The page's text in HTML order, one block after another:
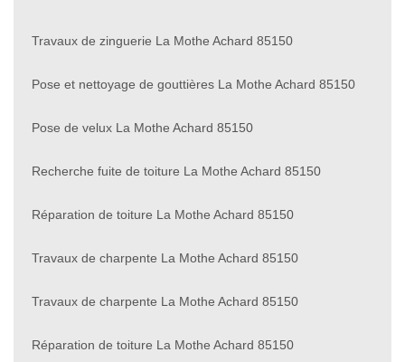
Travaux de zinguerie La Mothe Achard 85150
Pose et nettoyage de gouttières La Mothe Achard 85150
Pose de velux La Mothe Achard 85150
Recherche fuite de toiture La Mothe Achard 85150
Réparation de toiture La Mothe Achard 85150
Travaux de charpente La Mothe Achard 85150
Travaux de charpente La Mothe Achard 85150
Réparation de toiture La Mothe Achard 85150